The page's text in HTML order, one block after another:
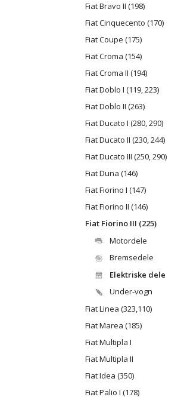
Fiat Bravo II (198)
Fiat Cinquecento (170)
Fiat Coupe (175)
Fiat Croma (154)
Fiat Croma II (194)
Fiat Doblo I (119, 223)
Fiat Doblo II (263)
Fiat Ducato I (280, 290)
Fiat Ducato II (230, 244)
Fiat Ducato III (250, 290)
Fiat Duna (146)
Fiat Fiorino I (147)
Fiat Fiorino II (146)
Fiat Fiorino III (225)
Motordele
Bremsedele
Elektriske dele
Under-vogn
Fiat Linea (323,110)
Fiat Marea (185)
Fiat Multipla I
Fiat Multipla II
Fiat Idea (350)
Fiat Palio I (178)